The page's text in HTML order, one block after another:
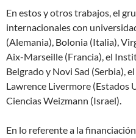
En estos y otros trabajos, el
internacionales con
(Alemania), Bolonia (Italia),
Aix-Marseille (Francia), el
Belgrado y Novi Sad (Serbia),
Lawrence Livermore (Estados
Ciencias Weizmann (Israel).
En lo referente a la